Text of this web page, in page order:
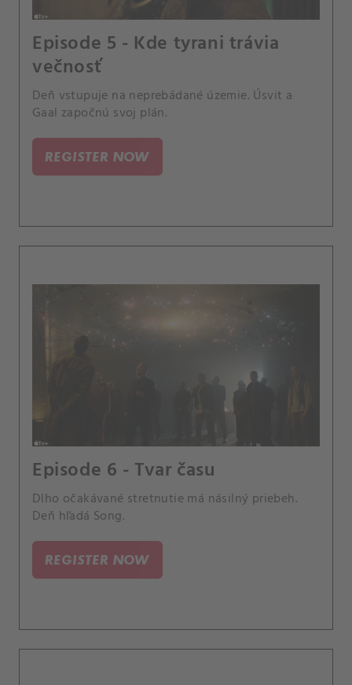
Episode 5 - Kde tyrani trávia
večnosť
Deň vstupuje na neprebádané územie. Úsvit a
Gaal započnú svoj plán.
REGISTER NOW
Episode 6 - Tvar času
Dlho očakávané stretnutie má násilný priebeh.
Deň hľadá Song.
REGISTER NOW